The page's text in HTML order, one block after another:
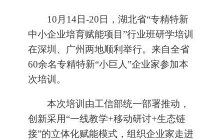
10月14日-20日，湖北省“专精特新
中小企业培育赋能项目”行业班研学培训
在深圳、广州两地顺利举行。来自全省
60余名专精特新“小巨人”企业家参加本
次培训。
本次培训由工信部统一部署推动，
创新采用“一线教学+移动研讨+生态链
接”的立体化赋能模式，组织企业家走进